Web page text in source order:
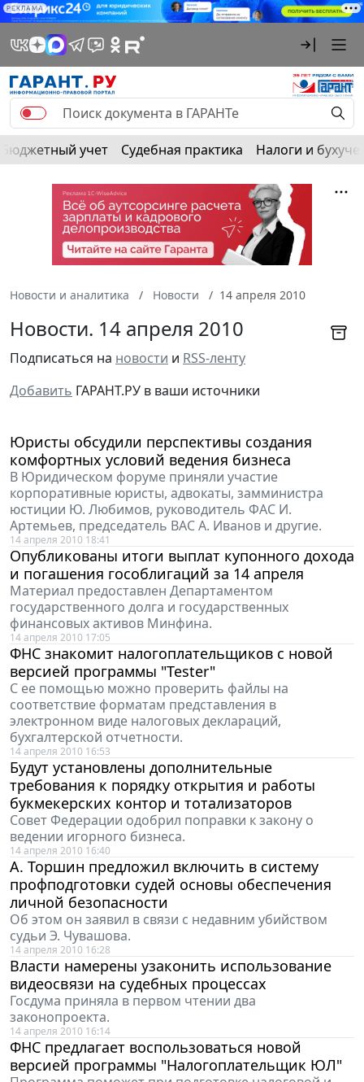
РЕКЛАМА
Бюджетный учет Судебная практика Налоги и
Новости и аналитика Новости 14 апреля 2010
Новости. 14 апреля 2010
Подписаться на новости и RSS-ленту
Добавить ГАРАНТ.РУ в ваши источники
Юристы обсудили перспективы создания
комфортных условий ведения бизнеса
В Юридическом форуме приняли участие
корпоративные юристы, адвокаты, замминистра
юстиции Ю. Любимов, руководитель ФАС И.
Артемьев, председатель ВАС А. Иванов и другие.
14 апреля 2010 18:41
Опубликованы итоги выплат купонного дохода
и погашения гособлигаций за 14 апреля
Материал предоставлен Департаментом
государственного долга и государственных
финансовых активов Минфина.
14 апреля 2010 17:05
ФНС знакомит налогоплательщиков с новой
версией программы "Tester"
С ее помощью можно проверить файлы на
соответствие форматам представления в
электронном виде налоговых деклараций,
бухгалтерской отчетности.
14 апреля 2010 16:53
Будут установлены дополнительные
требования к порядку открытия и работы
букмекерских контор и тотализаторов
Совет Федерации одобрил поправки к закону о
ведении игорного бизнеса.
14 апреля 2010 16:40
А. Торшин предложил включить в систему
профподготовки судей основы обеспечения
личной безопасности
Об этом он заявил в связи с недавним убийством
судьи Э. Чувашова.
14 апреля 2010 16:28
Власти намерены узаконить использование
видеосвязи на судебных процессах
Госдума приняла в первом чтении два
законопроекта.
14 апреля 2010 16:14
ФНС предлагает воспользоваться новой
версией программы "Налогоплательщик ЮЛ"